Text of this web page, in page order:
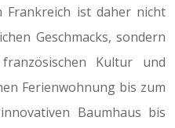
ist daher nicht
Geschmacks, sondern
Kultur und
Ferienwohnung bis zum
Baumhaus bis